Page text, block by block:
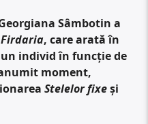
Sâmbotin a
, care arată în
individ în funcție de
moment,
Stelelor fixeși